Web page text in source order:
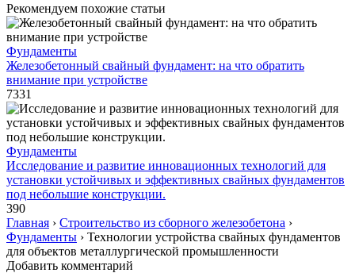
Рекомендуем похожие статьи
Фундаменты
Железобетонный свайный фундамент: на что обратить
внимание при устройстве
7331
Фундаменты
Исследование и развитие инновационных технологий для
установки устойчивых и эффективных свайных фундаментов
под небольшие конструкции.
390
Главная › Строительство из сборного железобетона ›
Фундаменты › Технологии устройства свайных фундаментов
для объектов металлургической промышленности
Добавить комментарий